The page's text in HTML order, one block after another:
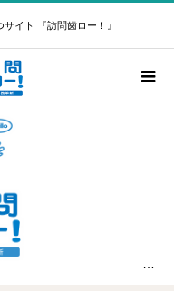
イト 『訪問歯ロー！』